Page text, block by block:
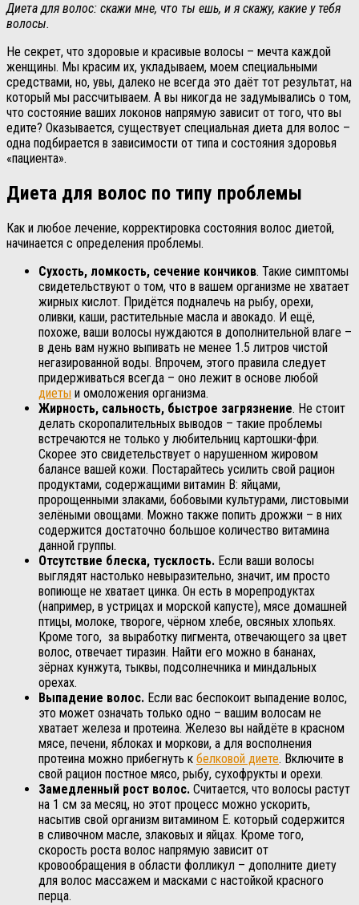
Диета для волос: скажи мне, что ты ешь, и я скажу, какие у тебя
волосы.
Не секрет, что здоровые и красивые волосы – мечта каждой
женщины. Мы красим их, укладываем, моем специальными
средствами, но, увы, далеко не всегда это даёт тот результат, на
который мы рассчитываем. А вы никогда не задумывались о том,
что состояние ваших локонов напрямую зависит от того, что вы
едите? Оказывается, существует специальная диета для волос –
одна подбирается в зависимости от типа и состояния здоровья
«пациента».
Диета для волос по типу проблемы
Как и любое лечение, корректировка состояния волос диетой,
начинается с определения проблемы.
Сухость, ломкость, сечение кончиков. Такие симптомы
свидетельствуют о том, что в вашем организме не хватает
жирных кислот. Придётся подналечь на рыбу, орехи,
оливки, каши, растительные масла и авокадо. И ещё,
похоже, ваши волосы нуждаются в дополнительной влаге –
в день вам нужно выпивать не менее 1.5 литров чистой
негазированной воды. Впрочем, этого правила следует
придерживаться всегда – оно лежит в основе любой
диеты и омоложения организма.
Жирность, сальность, быстрое загрязнение. Не стоит
делать скоропалительных выводов – такие проблемы
встречаются не только у любительниц картошки-фри.
Скорее это свидетельствует о нарушенном жировом
балансе вашей кожи. Постарайтесь усилить свой рацион
продуктами, содержащими витамин В: яйцами,
пророщенными злаками, бобовыми культурами, листовыми
зелёными овощами. Можно также попить дрожжи – в них
содержится достаточно большое количество витамина
данной группы.
Отсутствие блеска, тусклость. Если ваши волосы
выглядят настолько невыразительно, значит, им просто
вопиюще не хватает цинка. Он есть в морепродуктах
(например, в устрицах и морской капусте), мясе домашней
птицы, молоке, твороге, чёрном хлебе, овсяных хлопьях.
Кроме того, за выработку пигмента, отвечающего за цвет
волос, отвечает тиразин. Найти его можно в бананах,
зёрнах кунжута, тыквы, подсолнечника и миндальных
орехах.
Выпадение волос. Если вас беспокоит выпадение волос,
это может означать только одно – вашим волосам не
хватает железа и протеина. Железо вы найдёте в красном
мясе, печени, яблоках и моркови, а для восполнения
протеина можно прибегнуть к белковой диете. Включите в
свой рацион постное мясо, рыбу, сухофрукты и орехи.
Замедленный рост волос. Считается, что волосы растут
на 1 см за месяц, но этот процесс можно ускорить,
насытив свой организм витамином Е. который содержится
в сливочном масле, злаковых и яйцах. Кроме того,
скорость роста волос напрямую зависит от
кровообращения в области фолликул – дополните диету
для волос массажем и масками с настойкой красного
перца.